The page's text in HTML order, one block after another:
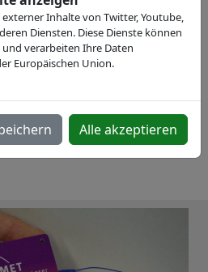
Inhalte von Twitter, Youtube,
Diensten. Diese Dienste können
verarbeiten Ihre Daten
Europäischen Union.
Alle akzeptieren